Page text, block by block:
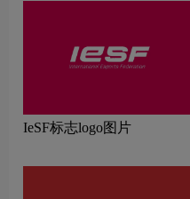
IeSF标志logo图片